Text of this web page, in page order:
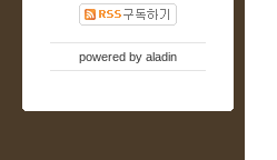
powered by aladin